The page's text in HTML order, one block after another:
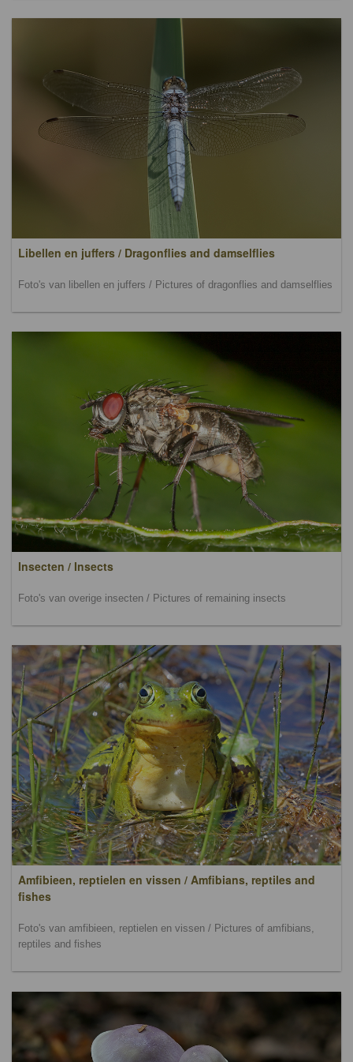
Libellen en juffers / Dragonflies and damselflies
Foto's van libellen en juffers / Pictures of dragonflies and damselflies
Insecten / Insects
Foto's van overige insecten / Pictures of remaining insects
Amfibieen, reptielen en vissen / Amfibians, reptiles and
fishes
Foto's van amfibieen, reptielen en vissen / Pictures of amfibians,
reptiles and fishes